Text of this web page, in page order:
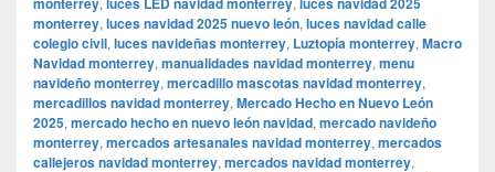
monterrey, luces navidad 2025 nuevo león, luces navidad calle
colegio civil, luces navideñas monterrey, Luztopía monterrey, Macro
Navidad monterrey, manualidades navidad monterrey, menu
navideño monterrey, mercadillo mascotas navidad monterrey,
mercadillos navidad monterrey, Mercado Hecho en Nuevo León
2025, mercado hecho en nuevo león navidad, mercado navideño
monterrey, mercados artesanales navidad monterrey, mercados
callejeros navidad monterrey, mercados navidad monterrey,